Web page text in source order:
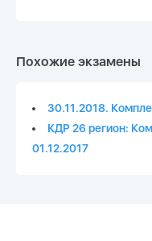
Похожие экзамены
30.11.2018.
КДР 26 регион:
01.12.2017